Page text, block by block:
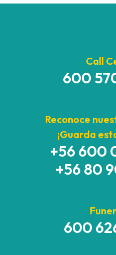
Call
600
Reconoce
¡Guarda
+56 600
+56 80
600